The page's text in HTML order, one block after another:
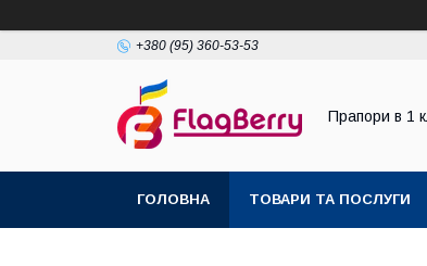
+380 (95) 360-53-53
Прапори в 1
ГОЛОВНА ТОВАРИ ТА ПОСЛУГИ